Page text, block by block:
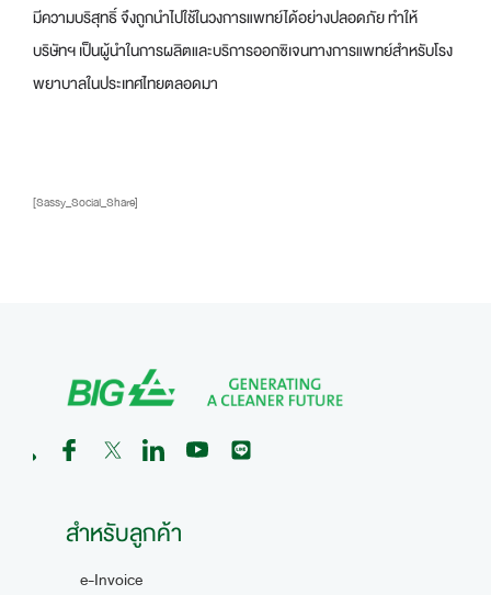
มีความบริสุทธิ์ จึงถูกนำไปใช้ในวงการแพทย์ได้อย่างปลอดภัย ทำให้
บริษัทฯ เป็นผู้นำในการผลิตและบริการออกซิเจนทางการแพทย์สำหรับโรง
พยาบาลในประเทศไทยตลอดมา
[Sassy_Social_Share]
สำหรับลูกค้า
e-Invoice